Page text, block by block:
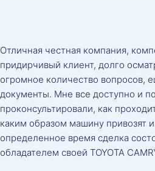
Отличная честная компания,
придирчивый клиент, долго
огромное количество вопросов,
документы. Мне все доступно и
проконсультировали, как
каким образом машину привозят
определенное время сделка
обладателем своей TOYOTA